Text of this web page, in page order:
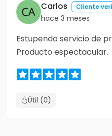
Carlos Cliente
hace 3 meses
Estupendo servicio de
Producto espectacular.
Útil (0)